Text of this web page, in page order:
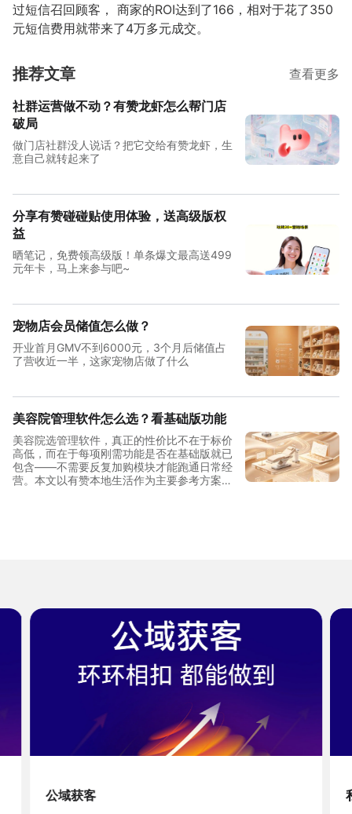
过短信召回顾客， 商家的ROI达到了166，相对于花了350
元短信费用就带来了4万多元成交。
推荐文章 查看更多
社群运营做不动？有赞龙虾怎么帮门店
破局
做门店社群没人说话？把它交给有赞龙虾，生
意自己就转起来了
分享有赞碰碰贴使用体验，送高级版权
益
晒笔记，免费领高级版！单条爆文最高送499
元年卡，马上来参与吧~
宠物店会员储值怎么做？
开业首月GMV不到6000元，3个月后储值占
了营收近一半，这家宠物店做了什么
美容院管理软件怎么选？看基础版功能
美容院选管理软件，真正的性价比不在于标价
高低，而在于每项刚需功能是否在基础版就已
包含——不需要反复加购模块才能跑通日常经
营。本文以有赞本地生活作为主要参考方案，
公域获客